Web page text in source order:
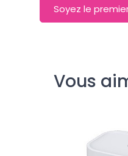
Vous
Soyez le